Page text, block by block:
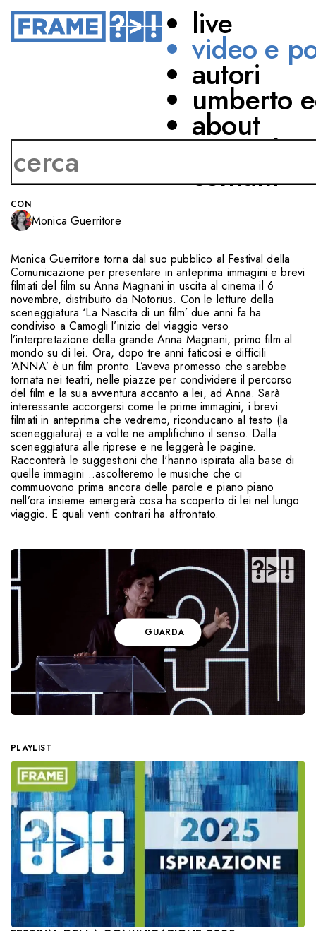
live
video e
autori
umberto
about
network
contatti
ANNA, UNA STORIA
PRIVATA
Racconto e immagini
CON
Monica Guerritore
Monica Guerritore torna dal suo pubblico al Festival della
Comunicazione per presentare in anteprima immagini e brevi
filmati del film su Anna Magnani in uscita al cinema il 6
novembre, distribuito da Notorius. Con le letture della
sceneggiatura ‘La Nascita di un film’ due anni fa ha
condiviso a Camogli l’inizio del viaggio verso
l’interpretazione della grande Anna Magnani, primo film al
mondo su di lei. Ora, dopo tre anni faticosi e difficili
‘ANNA’ è un film pronto. L’aveva promesso che sarebbe
tornata nei teatri, nelle piazze per condividere il percorso
del film e la sua avventura accanto a lei, ad Anna. Sarà
interessante accorgersi come le prime immagini, i brevi
filmati in anteprima che vedremo, riconducano al testo (la
sceneggiatura) e a volte ne amplifichino il senso. Dalla
sceneggiatura alle riprese e ne leggerà le pagine.
Racconterà le suggestioni che l'hanno ispirata alla base di
quelle immagini ..ascolteremo le musiche che ci
commuovono prima ancora delle parole e piano piano
nell’ora insieme emergerà cosa ha scoperto di lei nel lungo
viaggio. E quali venti contrari ha affrontato.
GUARDA
PLAYLIST